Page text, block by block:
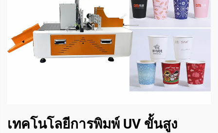
เทคโนโลยีการพิมพ์ UV ขั้นสูง